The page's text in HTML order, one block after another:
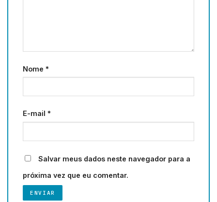
Nome *
E-mail *
Salvar meus dados neste navegador para a
próxima vez que eu comentar.